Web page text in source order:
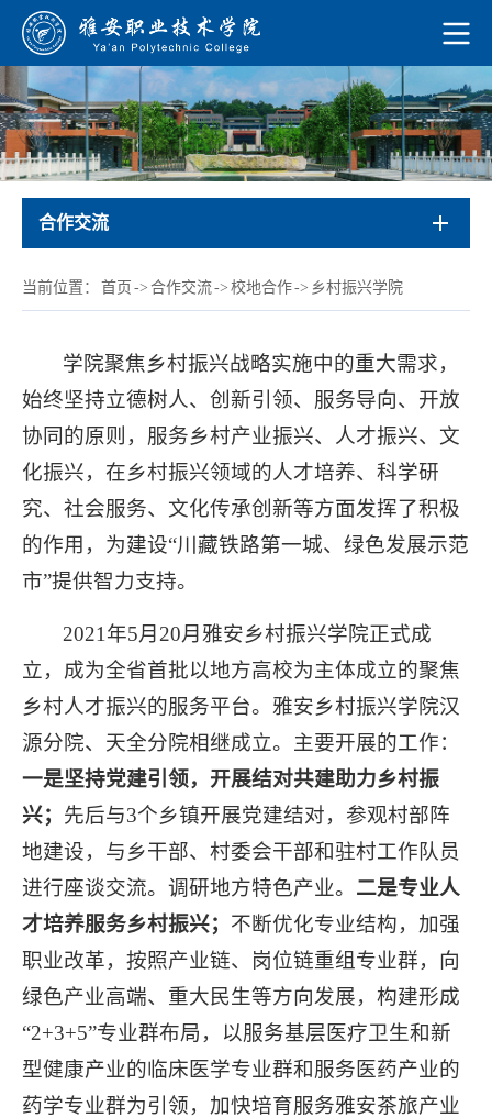
合作交流
当前位置： 首页 -> 合作交流-> 校地合作-> 乡村振兴学院
学院聚焦乡村振兴战略实施中的重大需求，
始终坚持立德树人、创新引领、服务导向、开放
协同的原则，服务乡村产业振兴、人才振兴、文
化振兴，在乡村振兴领域的人才培养、科学研
究、社会服务、文化传承创新等方面发挥了积极
的作用，为建设“川藏铁路第一城、绿色发展示范
市”提供智力支持。
2021年5月20月雅安乡村振兴学院正式成
立，成为全省首批以地方高校为主体成立的聚焦
乡村人才振兴的服务平台。雅安乡村振兴学院汉
源分院、天全分院相继成立。主要开展的工作：
一是坚持党建引领，开展结对共建助力乡村振
兴； 先后与3个乡镇开展党建结对，参观村部阵
地建设，与乡干部、村委会干部和驻村工作队员
进行座谈交流。调研地方特色产业。 二是专业人
才培养服务乡村振兴； 不断优化专业结构，加强
职业改革，按照产业链、岗位链重组专业群，向
绿色产业高端、重大民生等方向发展，构建形成
“2+3+5”专业群布局，以服务基层医疗卫生和新
型健康产业的临床医学专业群和服务医药产业的
药学专业群为引领，加快培育服务雅安茶旅产业